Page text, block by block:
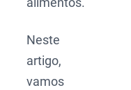
Neste
artigo,
vamos